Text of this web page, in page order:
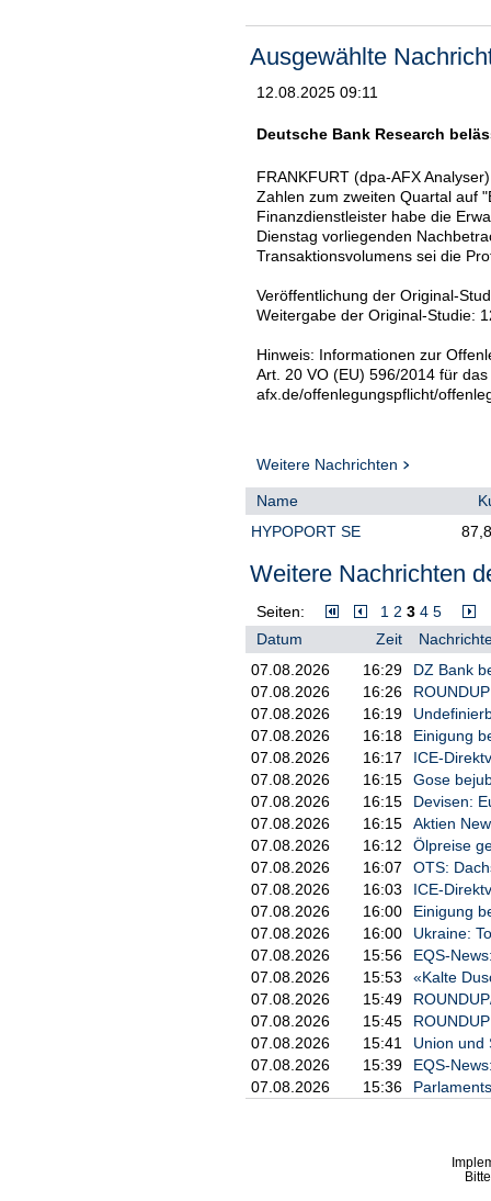
Ausgewählte
12.08.2025 09:11
Deutsche Bank Research
FRANKFURT (dpa-AFX
Zahlen zum zweiten Quartal auf
Finanzdienstleister habe die
Dienstag vorliegenden
Transaktionsvolumens sei die
Veröffentlichung der Original-
Weitergabe der Original-Studie:
Hinweis: Informationen zur
Art. 20 VO (EU) 596/2014 für
afx.de/offenlegungspflicht/
Weitere Nachrichten
Name
HYPOPORT SE
Weitere Nachrichten
Seiten: 1 2 3 4 5
Datum
Zeit
07.08.2026
16:29
DZ Bank
07.08.2026
16:26
07.08.2026
16:19
07.08.2026
16:18
Einigung
07.08.2026
16:17
ICE-
07.08.2026
16:15
Gose
07.08.2026
16:15
Devisen:
07.08.2026
16:15
Aktien
07.08.2026
16:12
Ölpreise
07.08.2026
16:07
OTS:
07.08.2026
16:03
ICE-
07.08.2026
16:00
Einigung
07.08.2026
16:00
Ukraine:
07.08.2026
15:56
EQS-
07.08.2026
15:53
«Kalte
07.08.2026
15:49
07.08.2026
15:45
07.08.2026
15:41
Union und
07.08.2026
15:39
EQS-
07.08.2026
15:36